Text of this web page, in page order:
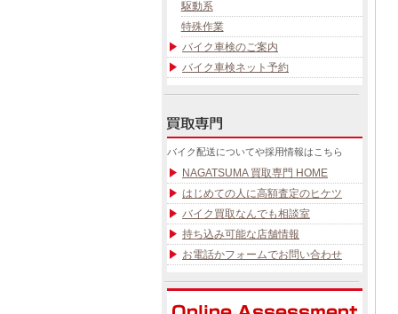
駆動系
特殊作業
バイク車検のご案内
バイク車検ネット予約
バイク配送についてや採用情報はこちら
NAGATSUMA 買取専門 HOME
はじめての人に高額査定のヒケツ
バイク買取なんでも相談室
持ち込み可能な店舗情報
お電話かフォームでお問い合わせ